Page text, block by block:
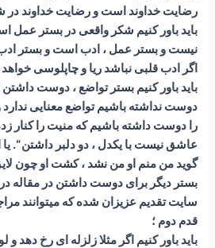
رضایت خداوند است و رضایت خداوند
باید باور کنیم شکر واقعی در بستر عمل
نیست و بستر عمل ، ادب است و بستر ادب
اگر ادب قلبی نباشد ریا و چاپلوسی خواهد
باید باور کنیم بستر تواضع ، دوست داشتن
دوست نداشته باشیم تواضع معنایی ندارد
را دوست داشته باشیم که منیت را کنار
عاشق نیست با یکدل ، دو دلبر داشتن “. یا
گوید من منم او من نشد ، کشت او چون
بستر دیگر برای دوست داشتن در مقاله
سایت تقدیم عزیزان شده که میتوانند
قدم دوم ؛
باید باور کنیم اگر مثلا زلزله ای رخ دهد